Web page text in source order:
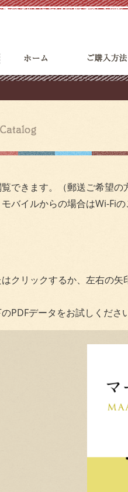
できます。（郵送ご希望の
バイルからの場合はWi-Fiの
クリックするか、左右の
PDFデータをお試しくださ